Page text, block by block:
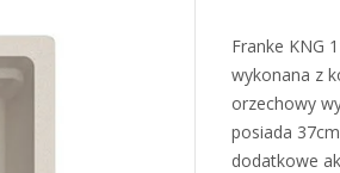
Franke KNG
wykonana z
orzechowy
posiada
dodatkowe